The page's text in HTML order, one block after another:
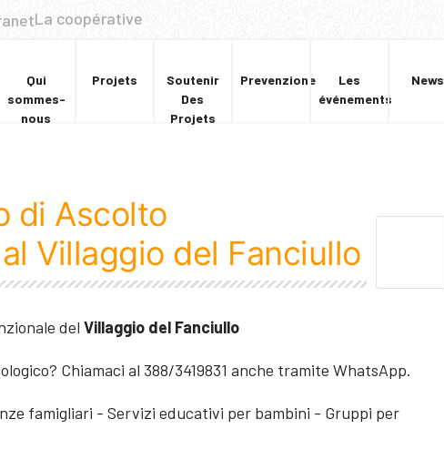
La coopérative
Qui
sommes-
nous
Projets
Soutenir
Des
Projets
Prevenzione
Les
événements
News
di Ascolto
Villaggio del Fanciullo
del Villaggio del Fanciullo
Chiamaci al 388/3419831 anche tramite WhatsApp.
famigliari - Servizi educativi per bambini - Gruppi per